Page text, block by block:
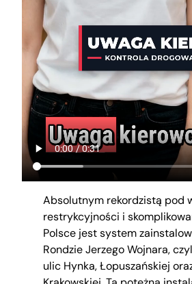
Absolutnym rekordzistą pod
restrykcyjności i
Polsce jest system
Rondzie Jerzego Wojnara,
ulic Hynka, Łopuszańskiej